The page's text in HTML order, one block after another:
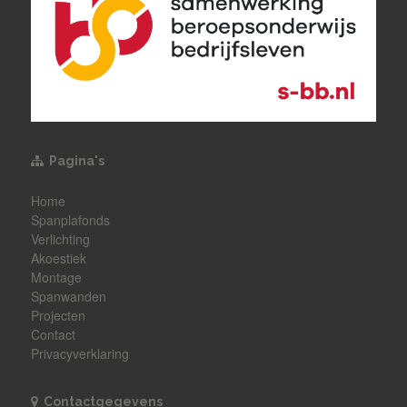
Pagina's
Home
Spanplafonds
Verlichting
Akoestiek
Montage
Spanwanden
Projecten
Contact
Privacyverklaring
Contactgegevens